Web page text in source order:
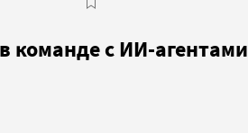
команде с ИИ-агентами